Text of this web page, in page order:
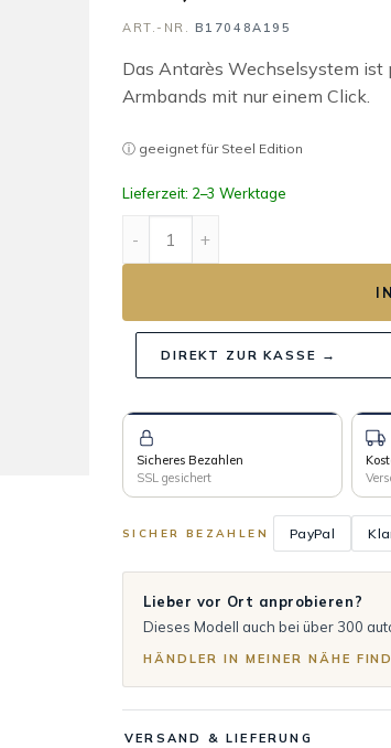
ART.-NR. B17048A195
Das Antarès Wechselsystem
Armbands mit nur einem Click.
ⓘ geeignet für Steel Edition
Lieferzeit: 2–3 Werktage
DIREKT ZUR KASSE →
Sicheres Bezahlen
SSL gesichert
SICHER BEZAHLEN PayPal
Lieber vor Ort anprobieren?
Dieses Modell auch bei über 300
HÄNDLER IN MEINER NÄHE
VERSAND & LIEFERUNG